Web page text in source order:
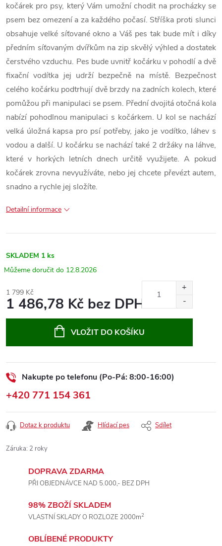
kočárek pro psy, který Vám umožní chodit na procházky se
psem bez omezení a za každého počasí. Stříška proti slunci
obsahuje velké síťované okno a Váš pes tak bude mít i díky
předním síťovaným dvířkům na zip skvělý výhled a dostatek
čerstvého vzduchu. Pes bude uvnitř kočárku v pohodlí a dvě
fixační vodítka jej udrží bezpečně na místě. Bezpečnost
celého kočárku podtrhují dvě brzdy na zadních kolech, které
pomůžou při manipulaci se psem. Přední dvojitá otočná kola
nabízí pohodlnou manipulaci s kočárkem. U kol se nachází
velká úložná kapsa pro psí potřeby, jako je vodítko, láhev s
vodou a další. U kočárku se nachází také 2 držáky na láhve,
které v horkých letních dnech určitě využijete. A pokud
kočárek zrovna nevyužíváte, nebo jej chcete převézt autem,
snadno a rychle jej složíte.
Detailní informace
SKLADEM 1 ks
12.8.2026
1 799 Kč
1 486,78 Kč bez DPH
VLOŽIT DO KOŠÍKU
Nakupte po telefonu (Po-Pá: 8:00-16:00)
+420 771 154 361
Dotaz k produktu Hlídací pes Sdílet
Záruka: 2 roky
DOPRAVA ZDARMA
PŘI OBJEDNÁVCE NAD 5.000,- BEZ DPH
98% ZBOŽÍ SKLADEM
VLASTNÍ SKLADY O ROZLOZE 2000m2
OBLÍBENÉ PRODUKTY